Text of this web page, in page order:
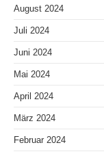
August 2024
Juli 2024
Juni 2024
Mai 2024
April 2024
März 2024
Februar 2024